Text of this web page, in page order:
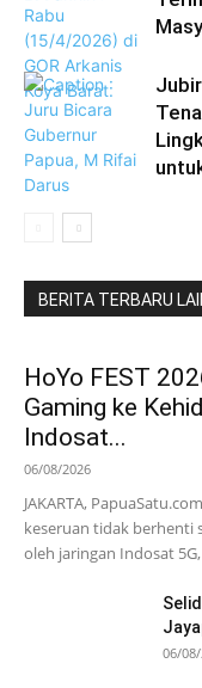
BERITA TERBARU
HoYo FEST
Gaming ke
Indosat...
06/08/2026
JAKARTA,
keseruan tidak berhenti
oleh jaringan Indosat
06/